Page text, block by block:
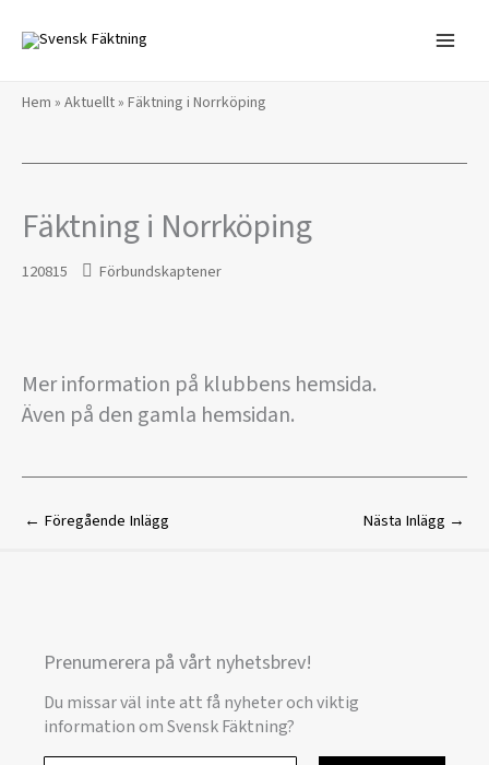
innehåll
Hem » Aktuellt» Fäktning i Norrköping
Fäktning i Norrköping
120815 Förbundskaptener
Mer information på klubbens hemsida.
Även på den gamla hemsidan.
← Föregående Inlägg Nästa Inlägg →
Prenumerera på vårt nyhetsbrev!
Du missar väl inte att få nyheter och viktig
information om Svensk Fäktning?